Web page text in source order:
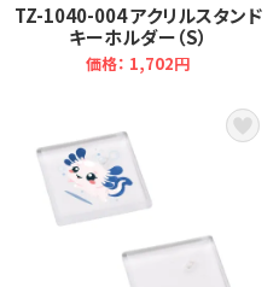
TZ-1040-004 アクリルスタンド
キーホルダー（S）
価格： 1,702円